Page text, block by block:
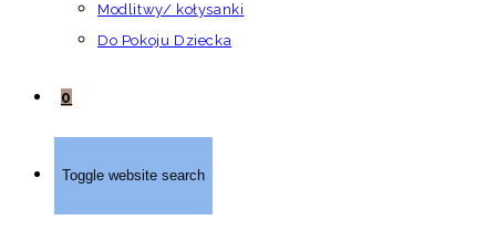
Modlitwy/ kołysanki
Do Pokoju Dziecka
0
Toggle website search